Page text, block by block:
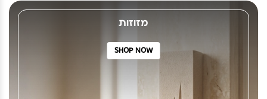
מזוזות
SHOP NOW